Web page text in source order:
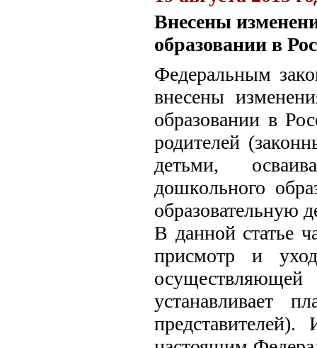
Внесены
образовании в
Федеральным
внесены
образовании в
родителей
детьми,
дошкольного
образовательную
В данной статье
присмотр и
устанавливает